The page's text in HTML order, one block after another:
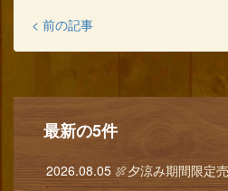
< 前の記事
最新の5件
2026.08.05 🍖夕涼み期間限定